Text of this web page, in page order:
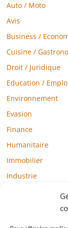
Auto / Moto
Avis
Business /
Cuisine /
Droit / Juridique
Education /
Environnement
Evasion
Finance
Humanitaire
Immobilier
Industrie